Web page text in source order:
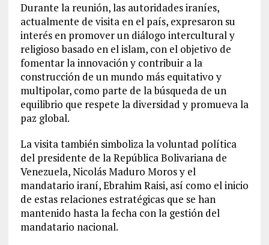
Durante la reunión, las autoridades iraníes,
actualmente de visita en el país, expresaron su
interés en promover un diálogo intercultural y
religioso basado en el islam, con el objetivo de
fomentar la innovación y contribuir a la
construcción de un mundo más equitativo y
multipolar, como parte de la búsqueda de un
equilibrio que respete la diversidad y promueva la
paz global.
La visita también simboliza la voluntad política
del presidente de la República Bolivariana de
Venezuela, Nicolás Maduro Moros y el
mandatario iraní, Ebrahim Raisi, así como el inicio
de estas relaciones estratégicas que se han
mantenido hasta la fecha con la gestión del
mandatario nacional.